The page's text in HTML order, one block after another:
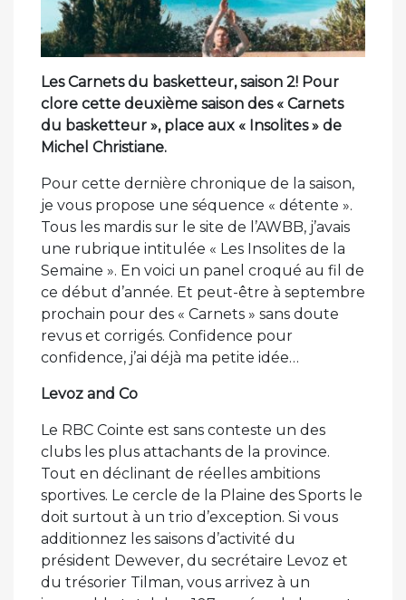
Les Carnets du basketteur, saison 2! Pour
clore cette deuxième saison des « Carnets
du basketteur », place aux « Insolites » de
Michel Christiane.
Pour cette dernière chronique de la saison,
je vous propose une séquence « détente ».
Tous les mardis sur le site de l’AWBB, j’avais
une rubrique intitulée « Les Insolites de la
Semaine ». En voici un panel croqué au fil de
ce début d’année. Et peut-être à septembre
prochain pour des « Carnets » sans doute
revus et corrigés. Confidence pour
confidence, j’ai déjà ma petite idée…
Levoz and Co
Le RBC Cointe est sans conteste un des
clubs les plus attachants de la province.
Tout en déclinant de réelles ambitions
sportives. Le cercle de la Plaine des Sports le
doit surtout à un trio d’exception. Si vous
additionnez les saisons d’activité du
président Dewever, du secrétaire Levoz et
du trésorier Tilman, vous arrivez à un